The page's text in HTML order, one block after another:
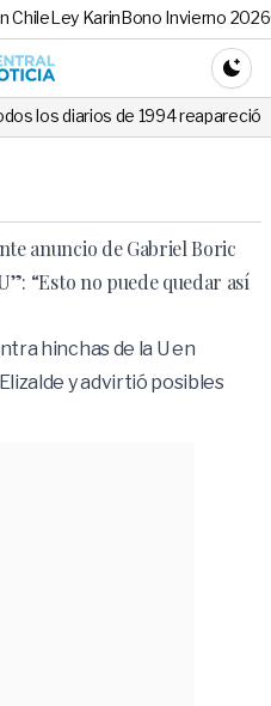
ChileLey KarinBono Invierno 2026
Central
1994 reapareció e hizo llorar a
anuncio de Gabriel Boric
“Esto no puede quedar así
hinchas de la U en
y advirtió posibles